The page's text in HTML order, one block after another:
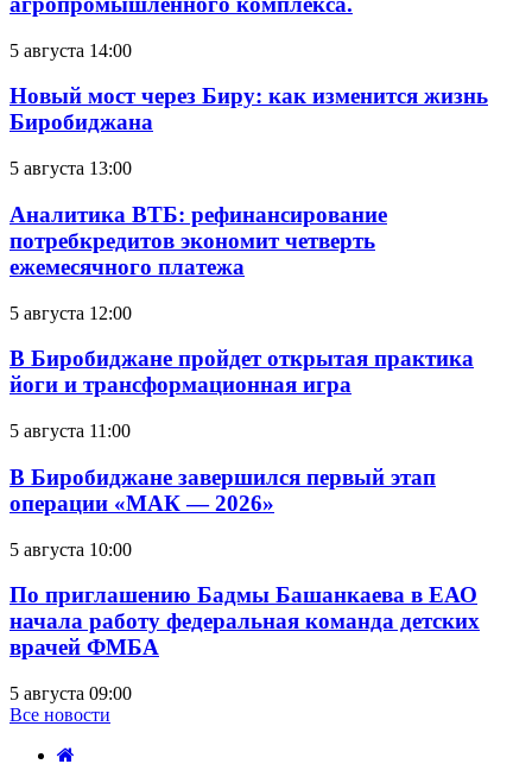
5 августа 14:00
Новый мост через Биру: как изменится жизнь
Биробиджана
5 августа 13:00
Аналитика ВТБ: рефинансирование
потребкредитов экономит четверть
ежемесячного платежа
5 августа 12:00
В Биробиджане пройдет открытая практика
йоги и трансформационная игра
5 августа 11:00
В Биробиджане завершился первый этап
операции «МАК — 2026»
5 августа 10:00
По приглашению Бадмы Башанкаева в ЕАО
начала работу федеральная команда детских
врачей ФМБА
5 августа 09:00
Все новости